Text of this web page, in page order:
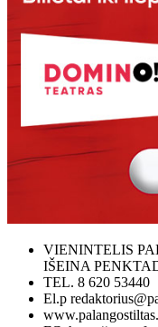
VIENINTELIS
IŠEINA
TEL. 8 620 53440
El.p